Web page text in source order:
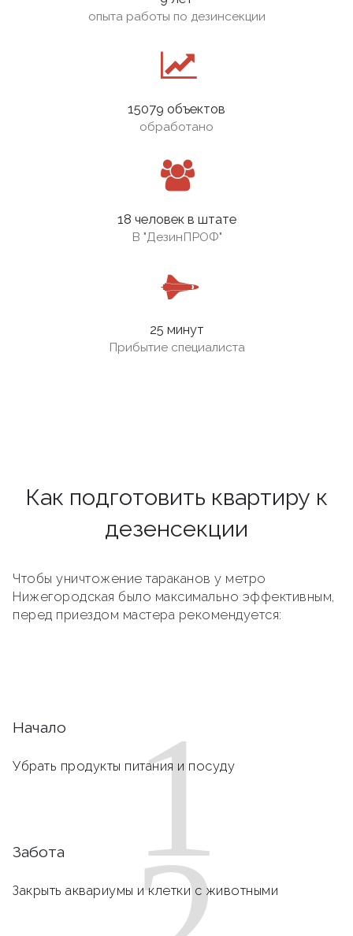
опыта работы по дезинсекции
15079 объектов
обработано
18 человек в штате
В "ДезинПРОФ"
25 минут
Прибытие специалиста
Как подготовить квартиру к
дезенсекции
Чтобы уничтожение тараканов у метро
Нижегородская было максимально эффективным,
перед приездом мастера рекомендуется:
1
Начало
Убрать продукты питания и посуду
Забота
Закрыть аквариумы и клетки с животными